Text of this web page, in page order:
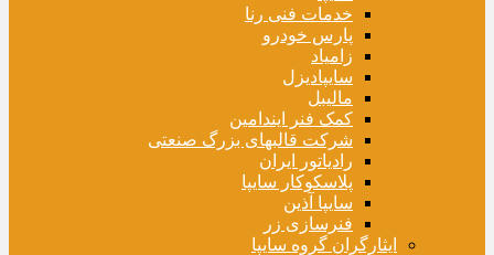
خدمات فنی رنا
پارس خودرو
زامیاد
سایپادیزل
مالیبل
کمک فنر ایندامین
شرکت قالبهای بزرگ صنعتی
رادیاتور ایران
پلاسکوکار سایپا
سایپا آذین
فنرسازی زر
ایثارگران گروه سایپا